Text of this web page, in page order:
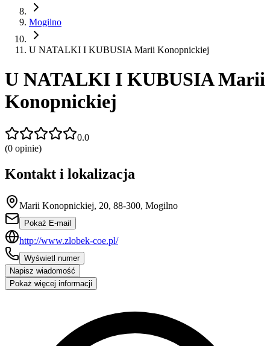
Mogilno
U NATALKI I KUBUSIA Marii Konopnickiej
U NATALKI I KUBUSIA Marii
Konopnickiej
0.0
(0 opinie)
Kontakt i lokalizacja
Marii Konopnickiej, 20, 88-300, Mogilno
Pokaż E-mail
http://www.zlobek-coe.pl/
Wyświetl numer
Napisz wiadomość
Pokaż więcej informacji